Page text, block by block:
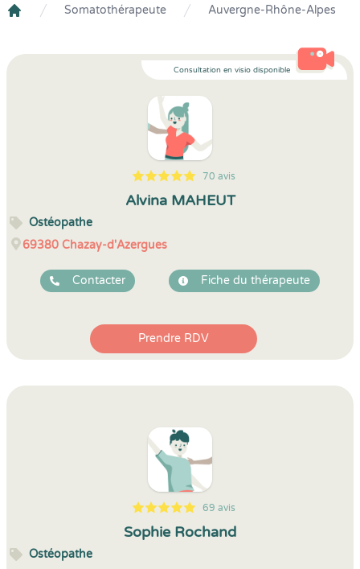
Somatothérapeute Auvergne-Rhône-Alpes
Consultation en visio disponible
5
1
5
70 70 avis
Alvina MAHEUT
Ostéopathe
69380 Chazay-d'Azergues
Contacter Fiche du thérapeute
Prendre RDV
5
1
5
69 69 avis
Sophie Rochand
Ostéopathe